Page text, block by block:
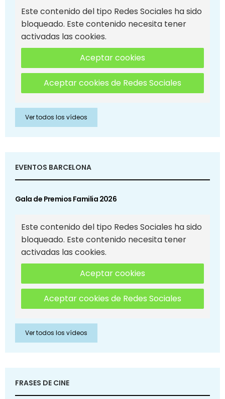
Este contenido del tipo Redes Sociales ha sido
bloqueado. Este contenido necesita tener
activadas las cookies.
Aceptar cookies
Aceptar cookies de Redes Sociales
Ver todos los vídeos
EVENTOS BARCELONA
Gala de Premios Familia 2026
Este contenido del tipo Redes Sociales ha sido
bloqueado. Este contenido necesita tener
activadas las cookies.
Aceptar cookies
Aceptar cookies de Redes Sociales
Ver todos los vídeos
FRASES DE CINE